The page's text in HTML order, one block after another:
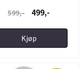
599,- 499,-
Kjøp